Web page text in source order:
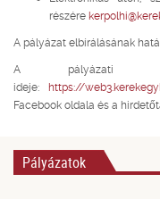
részére
A pályázat elbírálásának
A pályázati
ideje: https://
Facebook oldala és a
Pályázatok